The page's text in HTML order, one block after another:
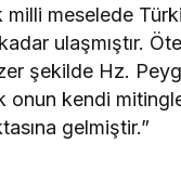
meselede
ulaşmıştır.
şekilde Hz.
kendi
gelmiştir.”